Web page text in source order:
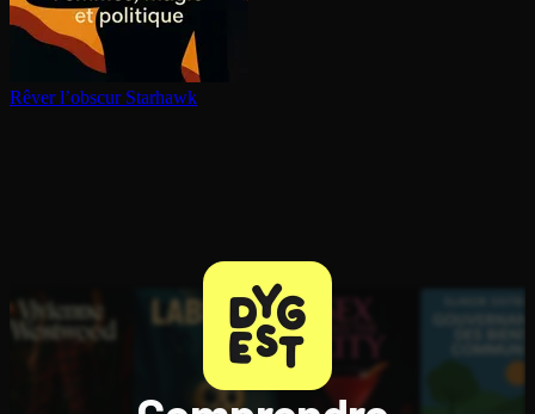
Rêver l’obscur Starhawk